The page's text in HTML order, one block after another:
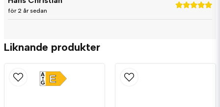
för 2 år sedan
Liknande produkter
E
A
G